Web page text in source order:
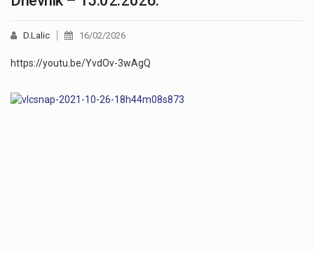
D.Lalic 16/02/2026
https://youtu.be/YvdOv-3wAgQ